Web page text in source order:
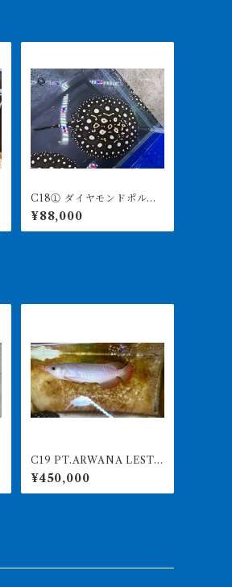
C18① ダイヤモンドポル
カ アルビノヘテロ 体盤1
6㎝前後 ♀
¥88,000
C19 PT.ARWANA LESTA
RI 最高峰紅龍 アブソリュ
ートレッド 18㎝前後 26
0-005143 アグスファーム
¥450,000